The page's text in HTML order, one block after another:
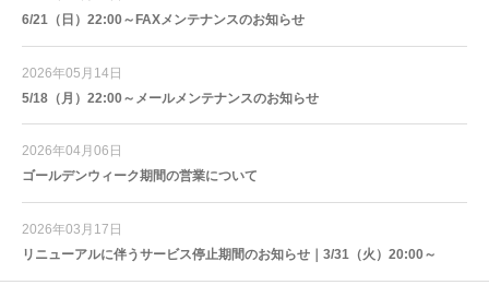
6/21（日）22:00～FAXメンテナンスのお知らせ
2026年05月14日
5/18（月）22:00～メールメンテナンスのお知らせ
2026年04月06日
ゴールデンウィーク期間の営業について
2026年03月17日
リニューアルに伴うサービス停止期間のお知らせ｜3/31（火）20:00～